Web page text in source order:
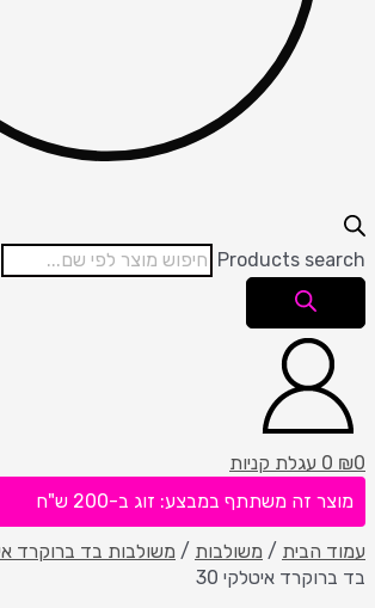
Products
עגלת קניות
זה משתתף במבצע: זוג ב-200 ש"ח
הבית/משולבות/משולבות בד ברוקרד איטלקי
איטלקי 30